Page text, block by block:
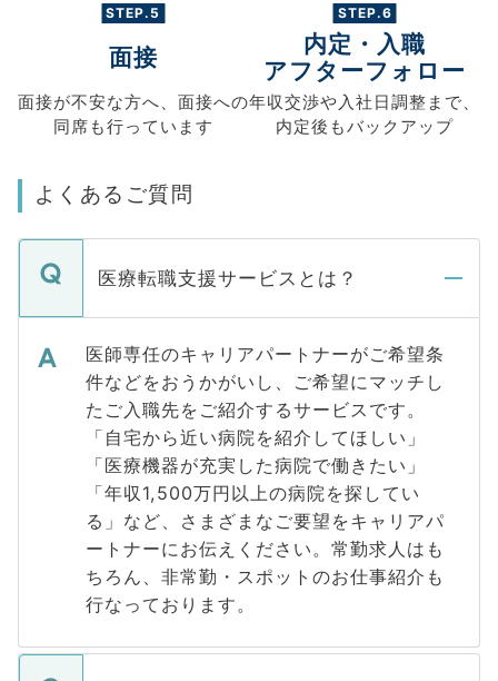
STEP.5
面接
面接が不安な方へ、 面接への
同席も行っています
STEP.6
内定・入職
アフターフォロー
年収交渉や入社日調整まで、
内定後もバックアップ
よくあるご質問
医療転職支援サービスとは？
医師専任のキャリアパートナーがご希望条
件などをおうかがいし、ご希望にマッチし
たご入職先をご紹介するサービスです。
「自宅から近い病院を紹介してほしい」
「医療機器が充実した病院で働きたい」
「年収1,500万円以上の病院を探してい
る」など、さまざまなご要望をキャリアパ
ートナーにお伝えください。常勤求人はも
ちろん、非常勤・スポットのお仕事紹介も
行なっております。